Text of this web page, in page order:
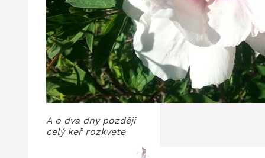
A o dva dny později
celý keř rozkvete